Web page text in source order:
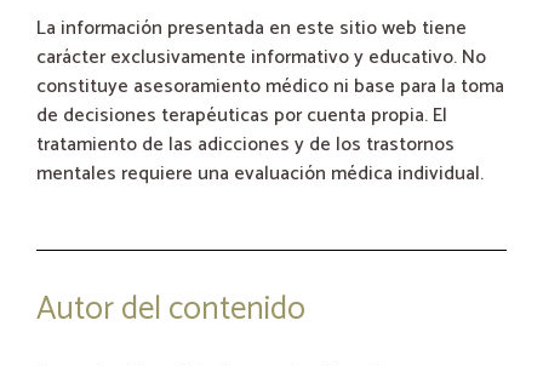
La información presentada en este sitio web tiene
carácter exclusivamente informativo y educativo. No
constituye asesoramiento médico ni base para la toma
de decisiones terapéuticas por cuenta propia. El
tratamiento de las adicciones y de los trastornos
mentales requiere una evaluación médica individual.
Autor del contenido